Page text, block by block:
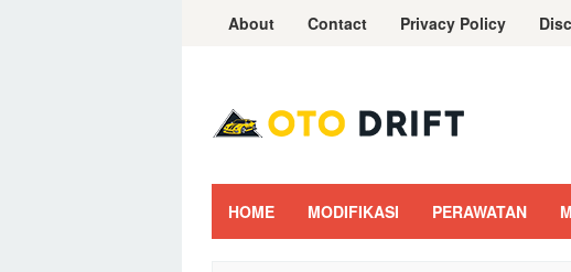
About Contact Privacy Policy
HOME MODIFIKASI PERAWATAN